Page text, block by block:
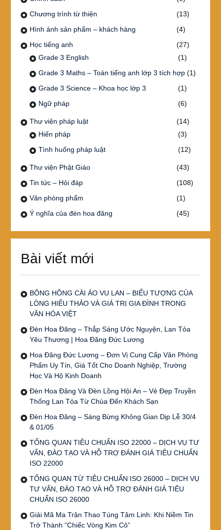
Chương trình từ thiện
(13)
Hình ảnh sản phẩm – khách hàng
(4)
Học tiếng anh
(27)
Grade 3 English
(1)
Grade 3 Maths – Toán tiếng anh lớp 3 tích hợp(1)
Grade 3 Science – Khoa học lớp 3
(1)
Ngữ pháp
(6)
Thư viện pháp luật
(14)
Hiến pháp
(3)
Tình huống pháp luật
(12)
Thư viện Phật Giáo
(43)
Tin tức – Hỏi đáp
(108)
Văn phòng phẩm
(1)
Ý nghĩa của đèn hoa đăng
(45)
Bài viết mới
BÔNG HỒNG CÀI ÁO VU LAN – BIỂU TƯỢNG CỦA
LÒNG HIẾU THẢO VÀ GIÁ TRỊ GIA ĐÌNH TRONG
VĂN HÓA VIỆT
Đèn Hoa Đăng – Thắp Sáng Ước Nguyện, Lan Tỏa
Yêu Thương | Hoa Đăng Đức Lương
Hoa Đăng Đức Lương – Đơn Vị Cung Cấp Văn Phòng
Phẩm Uy Tín, Giá Tốt Cho Doanh Nghiệp, Trường
Học Và Hộ Kinh Doanh
Đèn Hoa Đăng Và Đèn Lồng Hội An – Vẻ Đẹp Truyền
Thống Lan Tỏa Từ Chùa Đến Khách Sạn
Đèn Hoa Đăng – Sáng Bừng Không Gian Dịp Lễ 30/4
& 01/05
TỔNG QUAN TIÊU CHUẨN ISO 22000 – DỊCH VỤ TƯ
VẤN, ĐÀO TẠO VÀ HỖ TRỢ ĐÁNH GIÁ TIÊU CHUẨN
ISO 22000
TỔNG QUAN TỪ TIÊU CHUẨN ISO 26000 – DỊCH VỤ
TƯ VẤN, ĐÀO TẠO VÀ HỖ TRỢ ĐÁNH GIÁ TIÊU
CHUẨN ISO 26000
Giải Mã Ma Trận Thao Túng Tâm Linh: Khi Niềm Tin
Trở Thành “Chiếc Vòng Kim Cô”